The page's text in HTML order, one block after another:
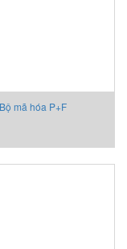
mã hóa P+F